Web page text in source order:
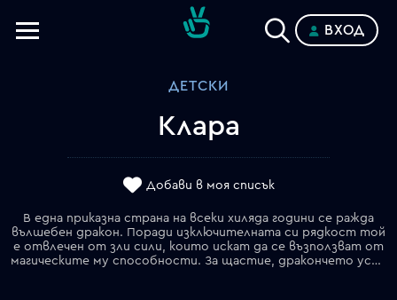
ВХОД
ДЕТСКИ
Клара
Добави в моя списък
В една приказна страна на всеки хиляда години се ражда
вълшебен дракон. Поради изключителната си рядкост той
е отвлечен от зли сили, които искат да се възползват от
магическите му способности. За щастие, дракончето успява да се изплъзне и попада на двама приятели _ весел енот и мърморещо джудже, които потеглят на дълго пътуване, за да върнат новия си приятел в родния му Драконов град. По пътя си срещат момиче на име Клара и спътниците й, три забавни маймунки. Клара, която не си спомня нищо за миналото си, се присъединява към джуджето, енота и дракончето, за да им помогне и същевременно да разкрие тайната на произхода си. Сблъсквайки се с множество премеждия, преживявайки все по-невероятни приключения и забавлявайки се със смешните ситуации, в които трите безгрижни и небрежни маймунки непрекъснато се забъркват, приятелите постепенно осъзнават, че над Клара е надвиснала голяма опасност. Когато всички препятствия са преодолени, злите сили са победени и малкият дракон е върнат у дома, остава само един въпрос: коя всъщност е Клара? В отговора се крие голямата изненада!